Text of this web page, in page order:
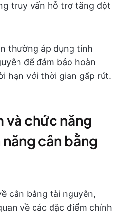
truy vấn hỗ trợ tăng đột
thường áp dụng tính
để đảm bảo hoàn
hạn với thời gian gấp rút.
và chức năng
cân bằng
cân bằng tài nguyên,
về các đặc điểm chính